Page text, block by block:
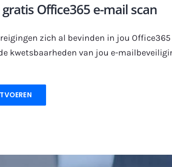
Office365 e-mail scan
zich al bevinden in jou
kwetsbaarheden van jou e-